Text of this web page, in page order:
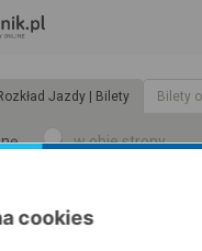
Jazdy | Bilety Bilety
w obie strony
cookies